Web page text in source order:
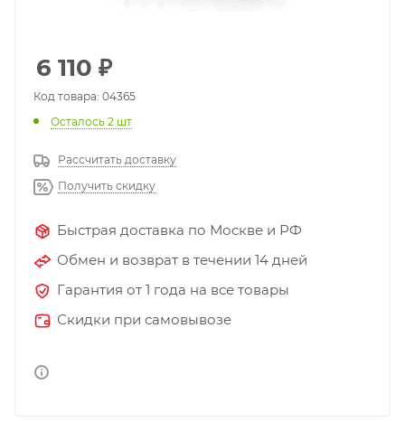
6 110 ₽
Код товара: 04365
Осталось 2 шт
Рассчитать доставку
Получить скидку
Быстрая доставка по Москве и РФ
Обмен и возврат в течении 14 дней
Гарантия от 1 года на все товары
Скидки при самовывозе